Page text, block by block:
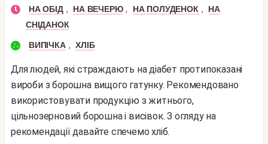
НА ОБІД , НА ВЕЧЕРЮ , НА ПОЛУДЕНОК ,
НА
СНІДАНОК
ВИПІЧКА , ХЛІБ
Для людей, які страждають на діабет протипоказані
вироби з борошна вищого гатунку. Рекомендовано
використовувати продукцію з житнього,
цільнозерновий борошна і висівок. З огляду на
рекомендації давайте спечемо хліб.